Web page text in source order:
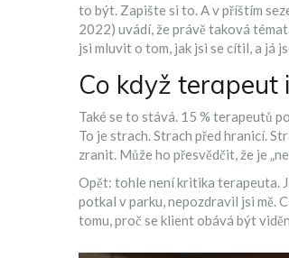
to být. Zapište si to. A v příštím
2022) uvádí, že právě taková
jsi mluvit o tom, jak jsi se cítil, a já
Co když terapeut
Také se to stává. 15 % terapeutů
To je strach. Strach před hranicí.
zranit. Může ho přesvědčit, že je
Opět: tohle není kritika terapeuta.
potkal v parku, nepozdravil jsi mě.
tomu, proč se klient obává být